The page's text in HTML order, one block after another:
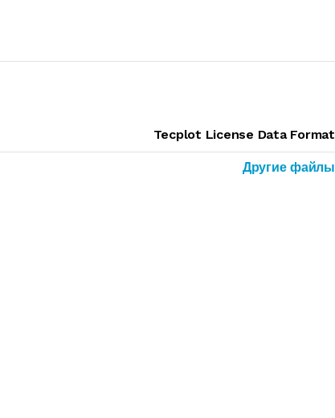
Tecplot License Data Format
Другие файлы